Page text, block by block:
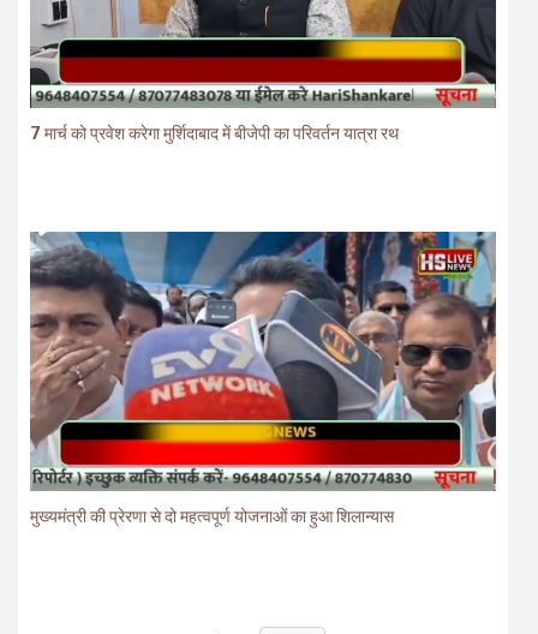
7 मार्च को प्रवेश करेगा मुर्शिदाबाद में बीजेपी का परिवर्तन यात्रा रथ
मुख्यमंत्री की प्रेरणा से दो महत्वपूर्ण योजनाओं का हुआ शिलान्यास